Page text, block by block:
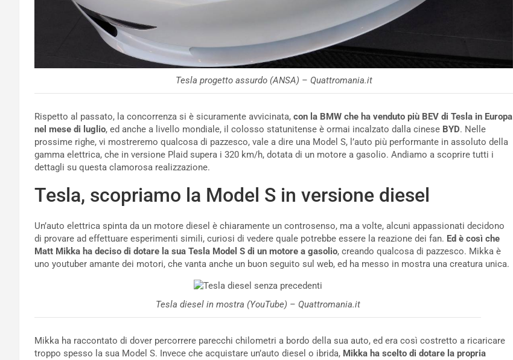
Tesla progetto assurdo (ANSA) – Quattromania.it
Rispetto al passato, la concorrenza si è sicuramente avvicinata, con la BMW che ha venduto più BEV di Tesla in Europa
nel mese di luglio, ed anche a livello mondiale, il colosso statunitense è ormai incalzato dalla cinese BYD. Nelle
prossime righe, vi mostreremo qualcosa di pazzesco, vale a dire una Model S, l’auto più performante in assoluto della
gamma elettrica, che in versione Plaid supera i 320 km/h, dotata di un motore a gasolio. Andiamo a scoprire tutti i
dettagli su questa clamorosa realizzazione.
Tesla, scopriamo la Model S in versione diesel
Un’auto elettrica spinta da un motore diesel è chiaramente un controsenso, ma a volte, alcuni appassionati decidono
di provare ad effettuare esperimenti simili, curiosi di vedere quale potrebbe essere la reazione dei fan. Ed è così che
Matt Mikka ha deciso di dotare la sua Tesla Model S di un motore a gasolio, creando qualcosa di pazzesco. Mikka è
uno youtuber amante dei motori, che vanta anche un buon seguito sul web, ed ha messo in mostra una creatura unica.
Tesla diesel in mostra (YouTube) – Quattromania.it
Mikka ha raccontato di dover percorrere parecchi chilometri a bordo della sua auto, ed era così costretto a ricaricare
troppo spesso la sua Model S. Invece che acquistare un’auto diesel o ibrida, Mikka ha scelto di dotare la propria